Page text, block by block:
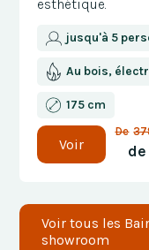
esthétique.
jusqu'à 5
Au bois,
175 cm
Voir
De
de
Voir tous les
showroom